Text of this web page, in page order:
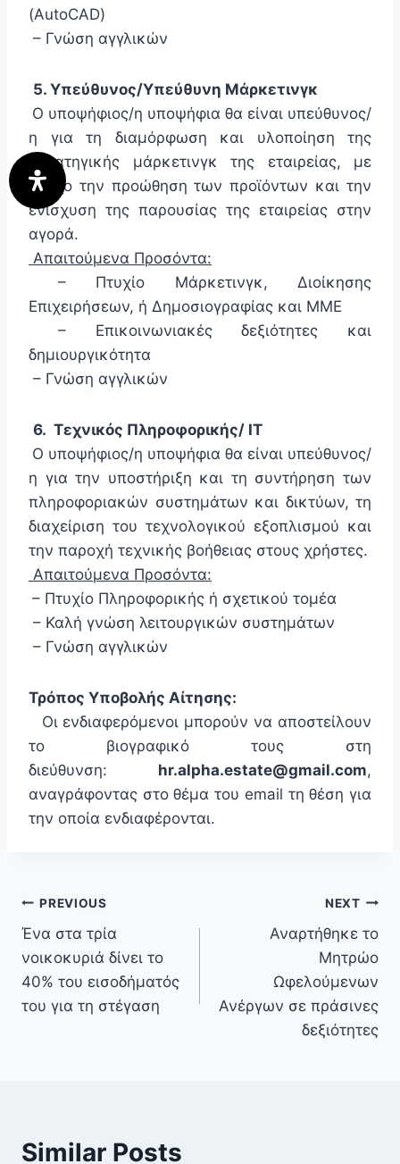
(AutoCAD)
– Γνώση αγγλικών
5. Υπεύθυνος/Υπεύθυνη Μάρκετινγκ
Ο υποψήφιος/η υποψήφια θα είναι υπεύθυνος/
η για τη διαμόρφωση και υλοποίηση της
στρατηγικής μάρκετινγκ της εταιρείας, με
στόχο την προώθηση των προϊόντων και την
ενίσχυση της παρουσίας της εταιρείας στην
αγορά.
Απαιτούμενα Προσόντα:
– Πτυχίο Μάρκετινγκ, Διοίκησης
Επιχειρήσεων, ή Δημοσιογραφίας και ΜΜΕ
– Επικοινωνιακές δεξιότητες και
δημιουργικότητα
– Γνώση αγγλικών
6. Τεχνικός Πληροφορικής/ ΙΤ
Ο υποψήφιος/η υποψήφια θα είναι υπεύθυνος/
η για την υποστήριξη και τη συντήρηση των
πληροφοριακών συστημάτων και δικτύων, τη
διαχείριση του τεχνολογικού εξοπλισμού και
την παροχή τεχνικής βοήθειας στους χρήστες.
Απαιτούμενα Προσόντα:
– Πτυχίο Πληροφορικής ή σχετικού τομέα
– Καλή γνώση λειτουργικών συστημάτων
– Γνώση αγγλικών
Τρόπος Υποβολής Αίτησης:
Οι ενδιαφερόμενοι μπορούν να αποστείλουν
το βιογραφικό τους στη
διεύθυνση: hr.alpha.estate@gmail.com,
αναγράφοντας στο θέμα του email τη θέση για
την οποία ενδιαφέρονται.
PREVIOUS
Ένα στα τρία
νοικοκυριά δίνει το
40% του εισοδήματός
του για τη στέγαση
NEXT
Αναρτήθηκε το
Μητρώο
Ωφελούμενων
Ανέργων σε πράσινες
δεξιότητες
Similar Posts